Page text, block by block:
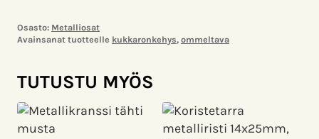
Osasto: Metalliosat
Avainsanat tuotteelle kukkaronkehys, ommeltava
TUTUSTU MYÖS